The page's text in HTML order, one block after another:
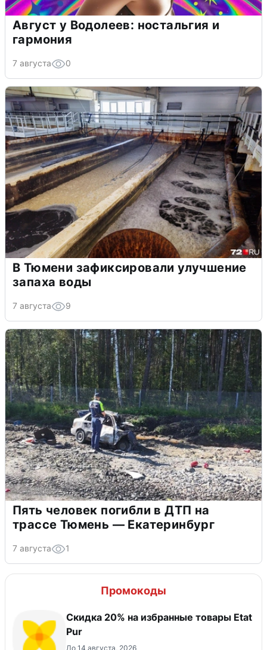
Август у Водолеев: ностальгия и
гармония
7 августа 0
В Тюмени зафиксировали улучшение
запаха воды
7 августа 9
Пять человек погибли в ДТП на
трассе Тюмень — Екатеринбург
7 августа 1
Промокоды
Скидка 20% на избранные товары Etat
Pur
До 14 августа, 2026